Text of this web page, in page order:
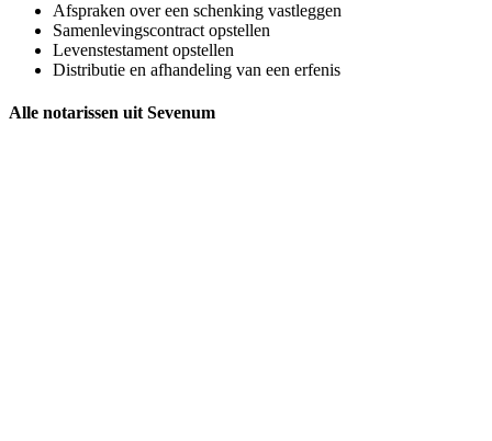
Afspraken over een schenking vastleggen
Samenlevingscontract opstellen
Levenstestament opstellen
Distributie en afhandeling van een erfenis
Alle notarissen uit Sevenum